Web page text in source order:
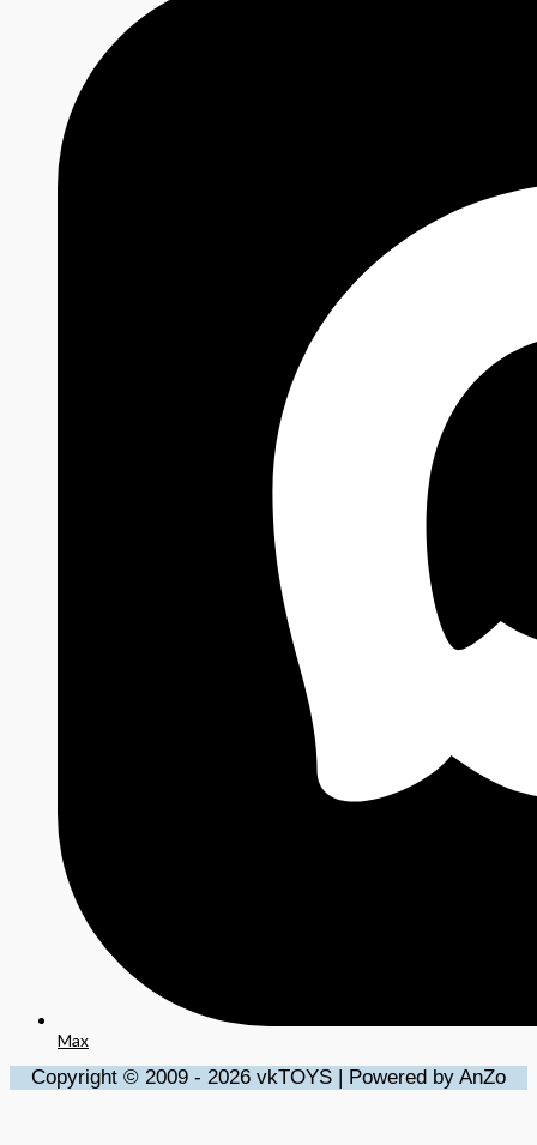
Max
Copyright © 2009 - 2026 vkTOYS | Powered by AnZo